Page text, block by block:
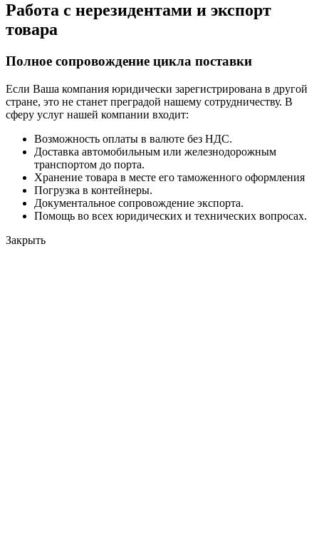
Работа с нерезидентами и экспорт
товара
Полное сопровождение цикла поставки
Если Ваша компания юридически зарегистрирована в другой
стране, это не станет преградой нашему сотрудничеству. В
сферу услуг нашей компании входит:
Возможность оплаты в валюте без НДС.
Доставка автомобильным или железнодорожным
транспортом до порта.
Хранение товара в месте его таможенного оформления
Погрузка в контейнеры.
Документальное сопровождение экспорта.
Помощь во всех юридических и технических вопросах.
Закрыть